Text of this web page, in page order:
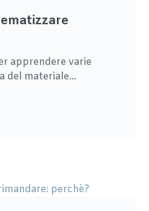
apprendere varie
del materiale...